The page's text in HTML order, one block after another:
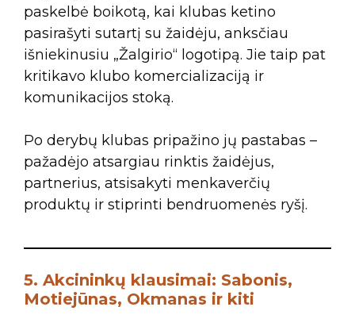
paskelbė boikotą, kai klubas ketino
pasirašyti sutartį su žaidėju, anksčiau
išniekinusiu „Žalgirio“ logotipą. Jie taip pat
kritikavo klubo komercializaciją ir
komunikacijos stoką.
Po derybų klubas pripažino jų pastabas –
pažadėjo atsargiau rinktis žaidėjus,
partnerius, atsisakyti menkaverčių
produktų ir stiprinti bendruomenės ryšį.
5. Akcininkų klausimai: Sabonis,
Motiejūnas, Okmanas ir kiti